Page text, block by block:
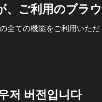
、ご利用のブラ
全ての機能をご利用いた
저 버전입니다